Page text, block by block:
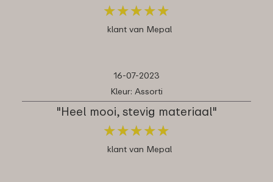
★★★★★
★★★★★
klant van Mepal
16-07-2023
Kleur: Assorti
"Heel mooi, stevig materiaal"
★★★★★
★★★★★
klant van Mepal